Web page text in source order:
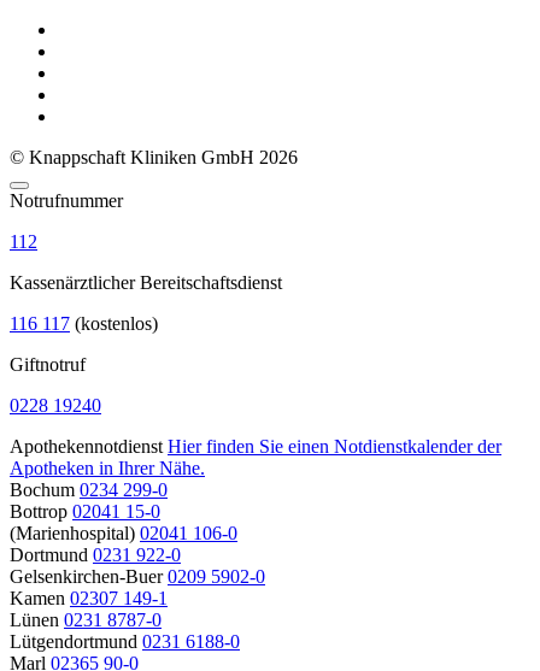
© Knappschaft Kliniken GmbH 2026
Notrufnummer
112
Kassenärztlicher Bereitschaftsdienst
116 117 (kostenlos)
Giftnotruf
0228 19240
Apothekennotdienst Hier finden Sie einen Notdienstkalender der
Apotheken in Ihrer Nähe.
Bochum 0234 299-0
Bottrop 02041 15-0
(Marienhospital) 02041 106-0
Dortmund 0231 922-0
Gelsenkirchen-Buer 0209 5902-0
Kamen 02307 149-1
Lünen 0231 8787-0
Lütgendortmund 0231 6188-0
Marl 02365 90-0